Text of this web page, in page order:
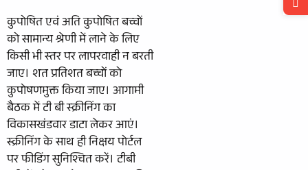
कुपोषित एवं अति कुपोषित बच्चों
को सामान्य श्रेणी में लाने के लिए
किसी भी स्तर पर लापरवाही न बरती
जाए। शत प्रतिशत बच्चों को
कुपोषणमुक्त किया जाए। आगामी
बैठक में टी बी स्क्रीनिंग का
विकासखंडवार डाटा लेकर आएं।
स्क्रीनिंग के साथ ही निक्षय पोर्टल
पर फीडिंग सुनिश्चित करें। टीबी